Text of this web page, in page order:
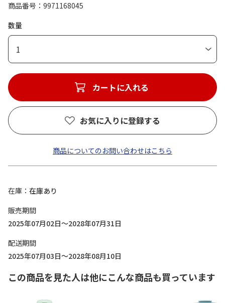
商品番号
9971168045
数量
1
カートに入れる
お気に入りに登録する
商品についてのお問い合わせはこちら
在庫
在庫あり
販売期間
2025年07月02日～2028年07月31日
配送期間
2025年07月03日～2028年08月10日
この商品を見た人は他にこんな商品も買っています